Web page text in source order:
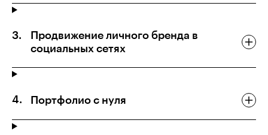
Продвижение личного бренда в
социальных сетях
Портфолио с нуля